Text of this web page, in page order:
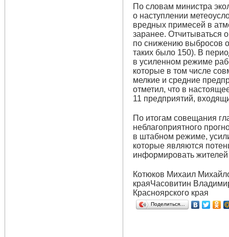
По словам министра
о наступлении
вредных примесей в
заранее. Отчитываться
по снижению выбросов
таких было 150). В
в усиленном режиме
которые в том числе
мелкие и средние
отметил, что в
11 предприятий,
По итогам совещания
неблагоприятного
в штабном режиме,
которые являются
информировать
Котюков Михаил
краяЧасовитин
Красноярского края
Поделиться…